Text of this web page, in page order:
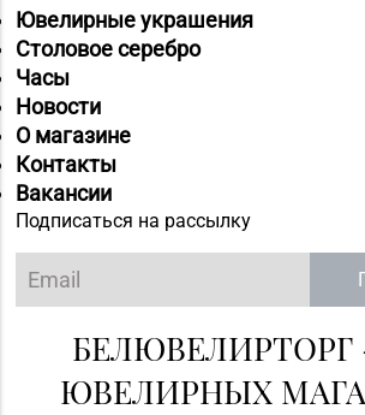
Ювелирные украшения
Столовое серебро
Часы
Новости
О магазине
Контакты
Вакансии
Подписаться на рассылку
БЕЛЮВЕЛИРТОРГ
ЮВЕЛИРНЫХ